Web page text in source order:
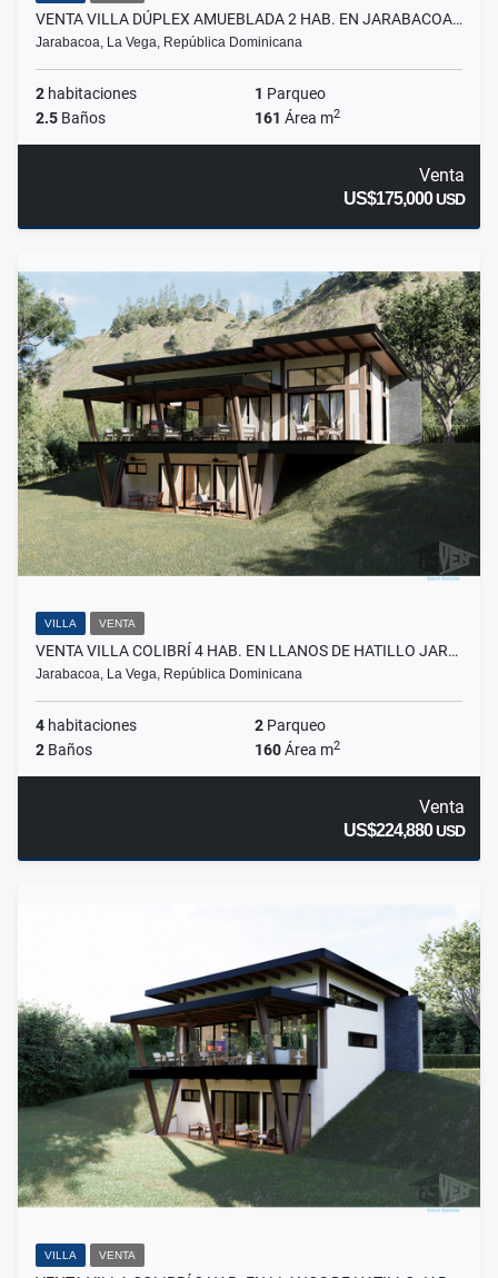
VENTA VILLA DÚPLEX AMUEBLADA 2 HAB. EN JARABACOA…
Jarabacoa, La Vega, República Dominicana
2 habitaciones 1 Parqueo
2.5 Baños 161 Área m2
Venta
US$175,000USD
VILLA VENTA
VENTA VILLA COLIBRÍ 4 HAB. EN LLANOS DE HATILLO JAR…
Jarabacoa, La Vega, República Dominicana
4 habitaciones 2 Parqueo
2 Baños 160Área m2
Venta
US$224,880USD
VILLA VENTA